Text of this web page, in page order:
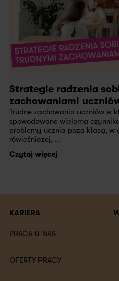
Strategie radzenia
zachowaniami
Trudne zachowania uczniów w
spowodowane wieloma
problemy ucznia poza klasą, w
rówieśniczej, ...
Czytaj więcej
KARIERA
PRACA U NAS
OFERTY PRACY